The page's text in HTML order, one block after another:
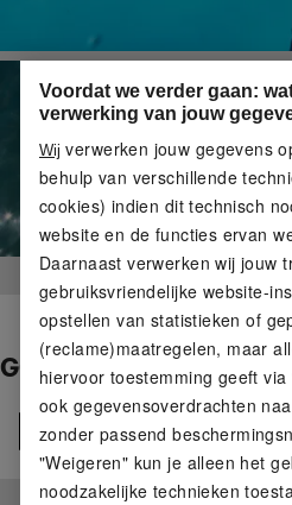
GOLVEN WACHTEN
Alle
Voordat we verder gaan:
verwerking van jouw
Wij verwerken jouw gegevens
behulp van verschillende
cookies) indien dit technisch
website en de functies ervan
Daarnaast verwerken wij jouw
gebruiksvriendelijke website-
opstellen van statistieken of
(reclame)maatregelen, maar
hiervoor toestemming geeft via
ook gegevensoverdrachten
zonder passend
"Weigeren" kun je alleen het
noodzakelijke technieken